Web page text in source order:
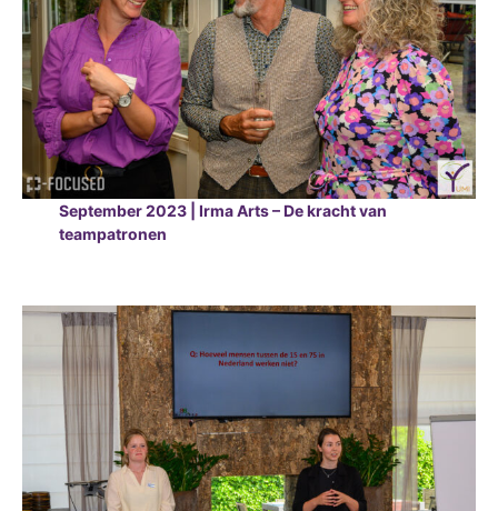
September 2023 | Irma Arts – De kracht van
teampatronen